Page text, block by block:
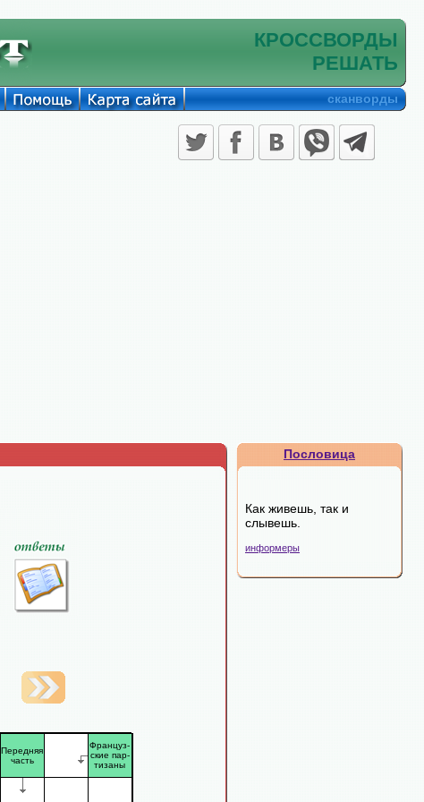
КРОССВОРДЫ
РЕШАТЬ
сканворды
Передняя
часть
Француз-
ские пар-
тизаны
Пословица
Как живешь, так и
слывешь.
информеры